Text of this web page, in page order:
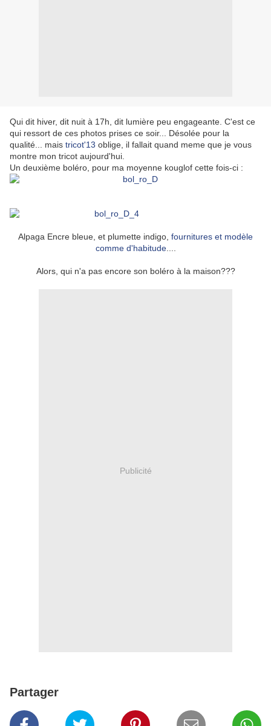
Qui dit hiver, dit nuit à 17h, dit lumière peu engageante. C'est ce
qui ressort de ces photos prises ce soir... Désolée pour la
qualité... mais tricot'13 oblige, il fallait quand meme que je vous
montre mon tricot aujourd'hui.
Un deuxième boléro, pour ma moyenne kouglof cette fois-ci :
Alpaga Encre bleue, et plumette indigo, fournitures et modèle
comme d'habitude....
Alors, qui n'a pas encore son boléro à la maison???
Publicité
Partager